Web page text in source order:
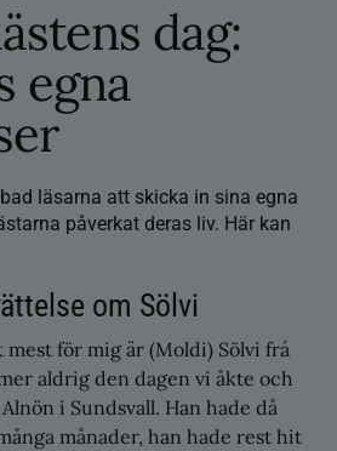
dag:
egna
läsarna att skicka in sina egna
påverkat deras liv. Här kan
om Sölvi
mest för mig är (Moldi) Sölvi frá
aldrig den dagen vi åkte och
i Sundsvall. Han hade då
månader, han hade rest hit